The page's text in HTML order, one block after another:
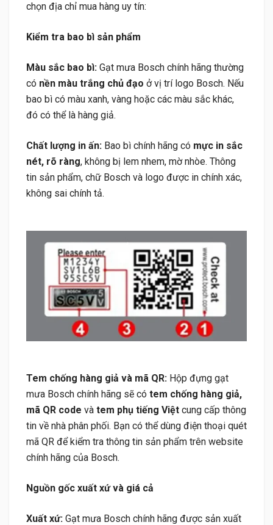
chọn địa chỉ mua hàng uy tín:
Kiểm tra bao bì sản phẩm
Màu sắc bao bì: Gạt mưa Bosch chính hãng thường
có nền màu trắng chủ đạo ở vị trí logo Bosch. Nếu
bao bì có màu xanh, vàng hoặc các màu sắc khác,
đó có thể là hàng giả.
Chất lượng in ấn: Bao bì chính hãng có mực in sắc
nét, rõ ràng, không bị lem nhem, mờ nhòe. Thông
tin sản phẩm, chữ Bosch và logo được in chính xác,
không sai chính tả.
Tem chống hàng giả và mã QR: Hộp đựng gạt
mưa Bosch chính hãng sẽ có tem chống hàng giả,
mã QR code và tem phụ tiếng Việt cung cấp thông
tin về nhà phân phối. Bạn có thể dùng điện thoại quét
mã QR để kiểm tra thông tin sản phẩm trên website
chính hãng của Bosch.
Nguồn gốc xuất xứ và giá cả
Xuất xứ: Gạt mưa Bosch chính hãng được sản xuất